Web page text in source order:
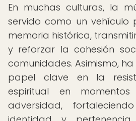
En muchas culturas, la
servido como un vehículo
memoria histórica,
y reforzar la cohesión
comunidades. Asimismo,
papel clave en la
espiritual en
adversidad,